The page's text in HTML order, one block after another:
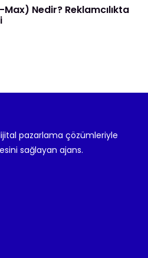
Nedir? Reklamcılıkta
pazarlama çözümleriyle
sağlayan ajans.